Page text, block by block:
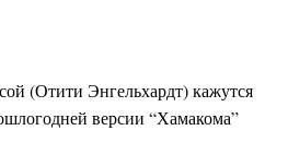
(Отити Энгельхардт) кажутся
версии “Хамакома”